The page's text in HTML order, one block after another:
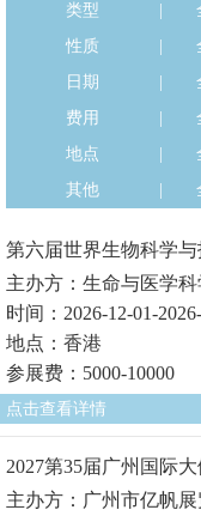
类型
性质
日期
费用
地点
其他
第六届世界生物科学与
主办方：生命与医学
时间：2026-12-01-
地点：香港
参展费：5000-10000
点击查看详情
2027第35届广州国际
主办方：广州市亿帆